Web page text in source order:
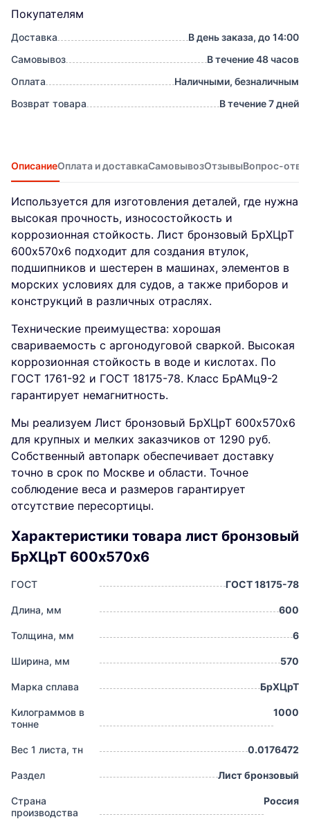
Покупателям
Доставка
В день заказа, до 14:00
Самовывоз
В течение 48 часов
Оплата
Наличными, безналичным
Возврат товара
В течение 7 дней
ОписаниеОплата и доставкаСамовывозОтзывыВопрос-
Используется для изготовления деталей, где нужна
высокая прочность, износостойкость и
коррозионная стойкость. Лист бронзовый БрХЦрТ
600х570х6 подходит для создания втулок,
подшипников и шестерен в машинах, элементов в
морских условиях для судов, а также приборов и
конструкций в различных отраслях.
Технические преимущества: хорошая
свариваемость с аргонодуговой сваркой. Высокая
коррозионная стойкость в воде и кислотах. По
ГОСТ 1761-92 и ГОСТ 18175-78. Класс БрАМц9-2
гарантирует немагнитность.
Мы реализуем Лист бронзовый БрХЦрТ 600х570х6
для крупных и мелких заказчиков от 1290 руб.
Собственный автопарк обеспечивает доставку
точно в срок по Москве и области. Точное
соблюдение веса и размеров гарантирует
отсутствие пересортицы.
Характеристики товара лист бронзовый
БрХЦрТ 600х570х6
ГОСТ ГОСТ 18175-78
Длина, мм 600
Толщина, мм 6
Ширина, мм 570
Марка сплава БрХЦрТ
Килограммов в
тонне
1000
Вес 1 листа, тн 0.0176472
Раздел Лист бронзовый
Страна
производства
Россия